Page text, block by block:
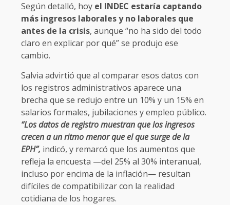
Según detalló, hoy el INDEC estaría captando
más ingresos laborales y no laborales que
antes de la crisis, aunque “no ha sido del todo
claro en explicar por qué” se produjo ese
cambio.
Salvia advirtió que al comparar esos datos con
los registros administrativos aparece una
brecha que se redujo entre un 10% y un 15% en
salarios formales, jubilaciones y empleo público.
“Los datos de registro muestran que los ingresos
crecen a un ritmo menor que el que surge de la
EPH”, indicó, y remarcó que los aumentos que
refleja la encuesta —del 25% al 30% interanual,
incluso por encima de la inflación— resultan
difíciles de compatibilizar con la realidad
cotidiana de los hogares.